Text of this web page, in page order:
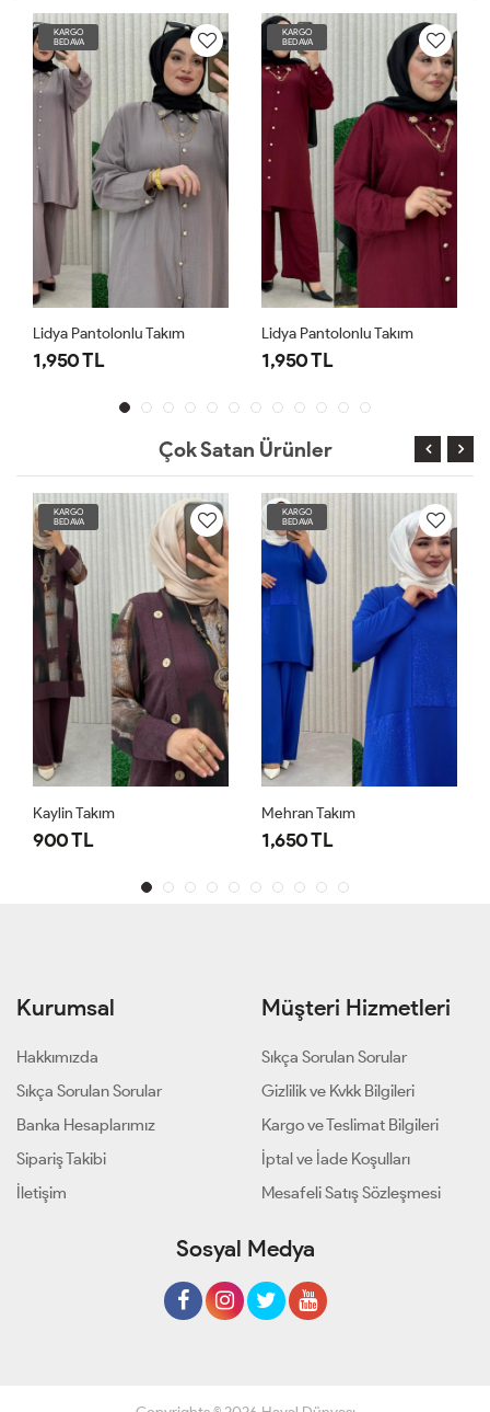
KARGO
BEDAVA
Lidya Pantolonlu Takım
1,950 TL
KARGO
BEDAVA
Lidya Pantolonlu Takım
1,950 TL
Çok Satan Ürünler
KARGO
BEDAVA
Kaylin Takım
900 TL
KARGO
BEDAVA
Mehran Takım
1,650 TL
Kurumsal
Hakkımızda
Sıkça Sorulan Sorular
Banka Hesaplarımız
Sipariş Takibi
İletişim
Müşteri Hizmetleri
Sıkça Sorulan Sorular
Gizlilik ve Kvkk Bilgileri
Kargo ve Teslimat Bilgileri
İptal ve İade Koşulları
Mesafeli Satış Sözleşmesi
Sosyal Medya